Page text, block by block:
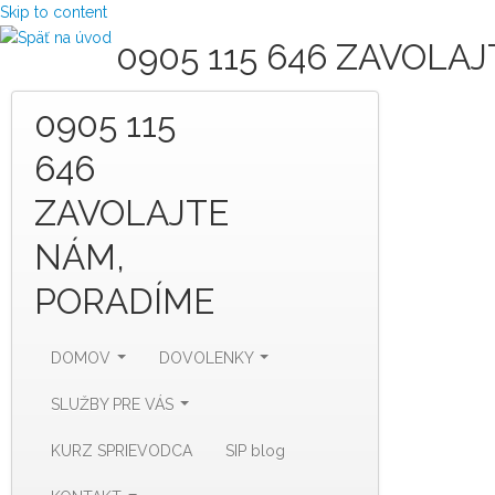
Skip to content
0905 115 646
0905 115
646
ZAVOLAJTE
NÁM,
PORADÍME
DOMOV DOVOLENKY
SLUŽBY PRE VÁS
KURZ SPRIEVODCA SIP blog